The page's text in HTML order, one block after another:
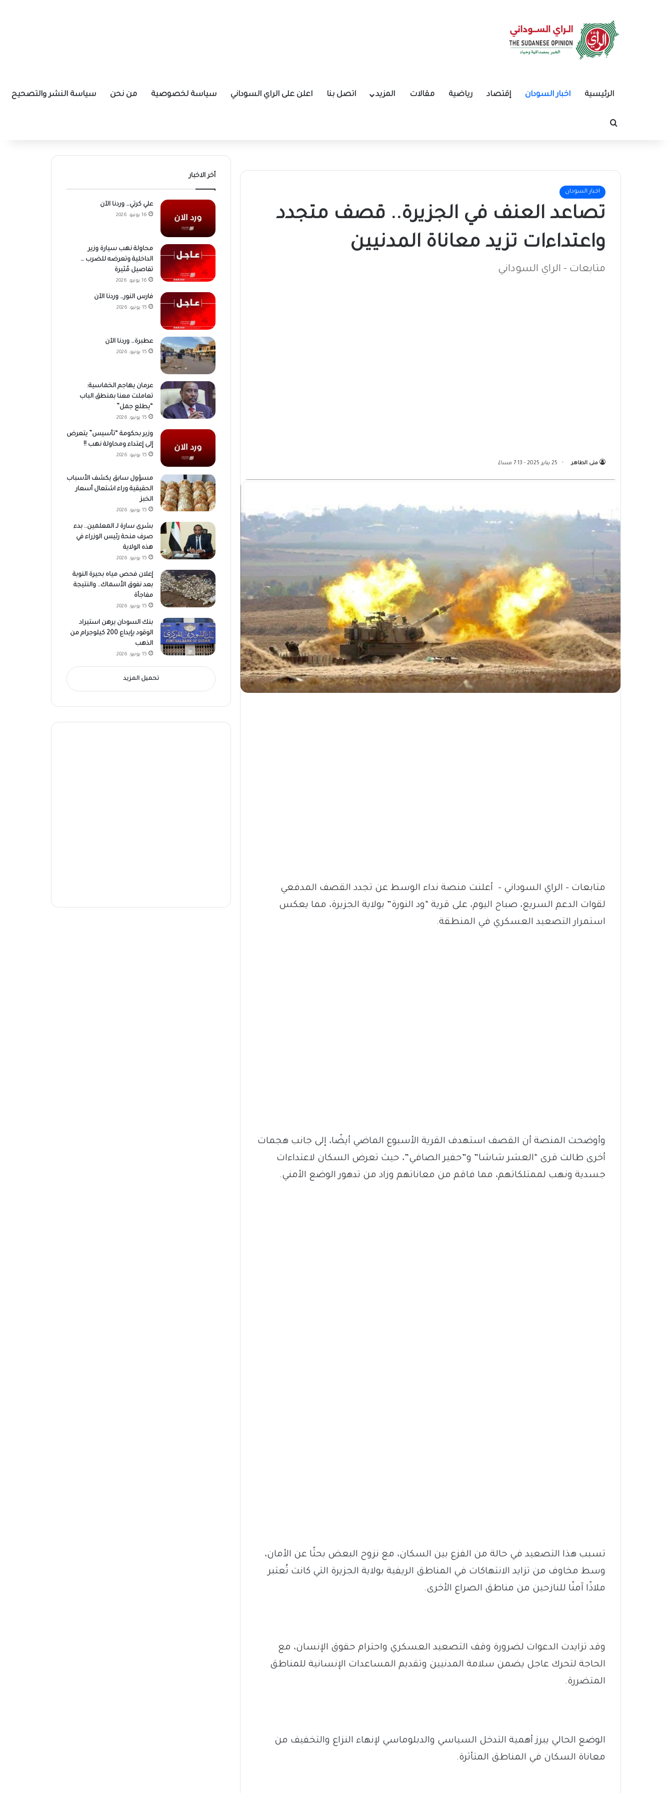
الرئيسية اخبار السودان إقتصاد رياضية مقالات المزيد اتصل بنا اعلن على الراي السوداني سياسة لخصوصية من نحن سياسة النشر والتصحيح
بحث عن
اخبار السودان
تصاعد العنف في الجزيرة.. قصف متجدد
واعتداءات تزيد معاناة المدنيين
متابعات - الراي السوداني
منى الطاهر 25 يناير 2025 - 7:13 مساءً
متابعات – الراي السوداني – أعلنت منصة نداء الوسط عن تجدد القصف المدفعي
لقوات الدعم السريع، صباح اليوم، على قرية “ود النورة” بولاية الجزيرة، مما يعكس
استمرار التصعيد العسكري في المنطقة.
وأوضحت المنصة أن القصف استهدف القرية الأسبوع الماضي أيضًا، إلى جانب هجمات
أخرى طالت قرى “العشر شاشا” و”حفير الصافي”، حيث تعرض السكان لاعتداءات
جسدية ونهب لممتلكاتهم، مما فاقم من معاناتهم وزاد من تدهور الوضع الأمني.
تسبب هذا التصعيد في حالة من الفزع بين السكان، مع نزوح البعض بحثًا عن الأمان،
وسط مخاوف من تزايد الانتهاكات في المناطق الريفية بولاية الجزيرة التي كانت تُعتبر
ملاذًا آمنًا للنازحين من مناطق الصراع الأخرى.
وقد تزايدت الدعوات لضرورة وقف التصعيد العسكري واحترام حقوق الإنسان، مع
الحاجة لتحرك عاجل يضمن سلامة المدنيين وتقديم المساعدات الإنسانية للمناطق
المتضررة.
الوضع الحالي يبرز أهمية التدخل السياسي والدبلوماسي لإنهاء النزاع والتخفيف من
معاناة السكان في المناطق المتأثرة.
أخر الاخبار
علي كرتي… وردنا الآن
16 يونيو، 2026
محاولة نهب سيارة وزير
الداخلية وتعرضه للضرب …
تفاصيل مُثيرة
16 يونيو، 2026
فارس النور… وردنا الآن
15 يونيو، 2026
عطبرة… وردنا الآن
15 يونيو، 2026
عرمان يهاجم الخماسية:
تعاملت معنا بمنطق الباب
“يطلع جمل”
15 يونيو، 2026
وزير بحكومة “تأسيس” يتعرض
إلى إعتداء ومحاولة نهب !!
15 يونيو، 2026
مسؤول سابق يكشف الأسباب
الحقيقية وراء اشتعال أسعار
الخبز
15 يونيو، 2026
بشرى سارة لـ المعلمين.. بدء
صرف منحة رئيس الوزراء في
هذه الولاية
15 يونيو، 2026
إعلان فحص مياه بحيرة النوبة
بعد نفوق الأسماك.. والنتيجة
مفاجأة
15 يونيو، 2026
بنك السودان يرهن استيراد
الوقود بإيداع 200 كيلوجرام من
الذهب
15 يونيو، 2026
تحميل المزيد